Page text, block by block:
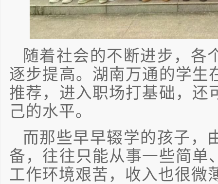
随着社会的不断进步，各
逐步提高。湖南万通的学生
推荐，进入职场打基础，还
己的水平。
而那些早早辍学的孩子，
备，往往只能从事一些简单
工作环境艰苦，收入也很微